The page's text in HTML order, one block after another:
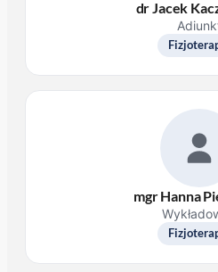
dr Jacek
mgr Hanna